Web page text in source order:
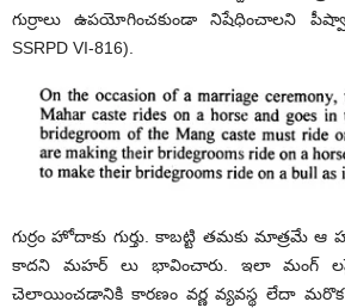
గుర్రాలు ఉపయోగించకుండా నిషేధించాలని
SSRPD VI-816).
గుర్రం హోదాకు గుర్తు. కాబట్టి తమకు మాత్రమే
కాదని మహర్ లు భావించారు. ఇలా మంగ్
చెలాయించడానికి కారణం వర్ణ వ్యవస్థ లేదా